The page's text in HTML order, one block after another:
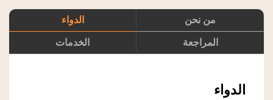
الدواء
من نحن
الخدمات
المراجعة
الدواء